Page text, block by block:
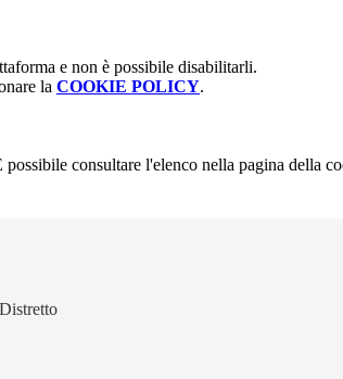
e non è possibile disabilitarli.
la COOKIE POLICY.
consultare l'elenco nella pagina della